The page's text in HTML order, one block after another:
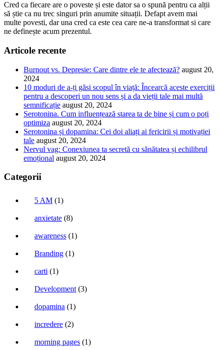
Cred ca fiecare are o poveste și este dator sa o spună pentru ca alții
să știe ca nu trec singuri prin anumite situații. Defapt avem mai
multe povesti, dar una cred ca este cea care ne-a transformat si care
ne definește acum prezentul.
Articole recente
Burnout vs. Depresie: Care dintre ele te afectează? august 20,
2024
10 moduri de a-ți găsi scopul în viață: Încearcă aceste exerciții
pentru a descoperi un nou sens și a da vieții tale mai multă
semnificație august 20, 2024
Serotonina. Cum influențează starea ta de bine și cum o poți
optimiza august 20, 2024
Serotonina și dopamina: Cei doi aliați ai fericirii și motivației
tale august 20, 2024
Nervul vag: Conexiunea ta secretă cu sănătatea și echilibrul
emoțional august 20, 2024
Categorii
5 AM (1)
anxietate (8)
awareness (1)
Branding (1)
carti (1)
Development (3)
dopamina (1)
incredere (2)
morning pages (1)